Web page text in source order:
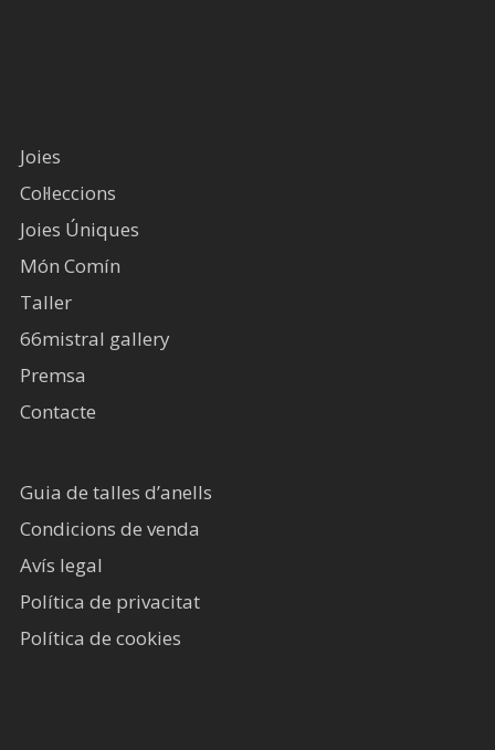
Joies
Col·leccions
Joies Úniques
Món Comín
Taller
66mistral gallery
Premsa
Contacte
Guia de talles d’anells
Condicions de venda
Avís legal​
Política de privacitat
Política de cookies